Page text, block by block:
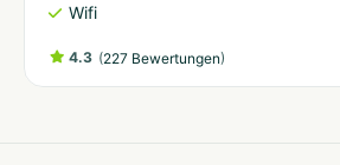
Wifi
4.3 (227 Bewertungen)